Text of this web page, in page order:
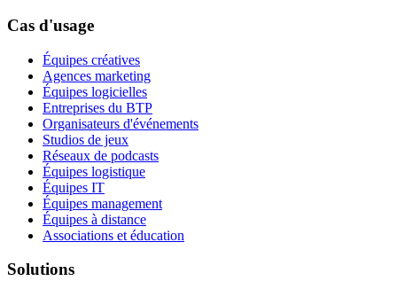
Cas d'usage
Équipes créatives
Agences marketing
Équipes logicielles
Entreprises du BTP
Organisateurs d'événements
Studios de jeux
Réseaux de podcasts
Équipes logistique
Équipes IT
Équipes management
Équipes à distance
Associations et éducation
Solutions